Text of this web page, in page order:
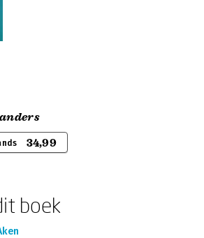
34,99
boek